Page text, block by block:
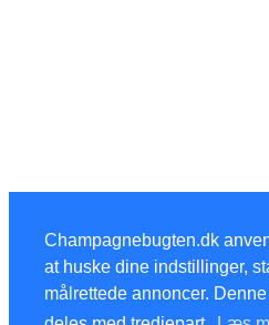
Champagnebugten.dk
at huske dine indstillinger,
målrettede annoncer.